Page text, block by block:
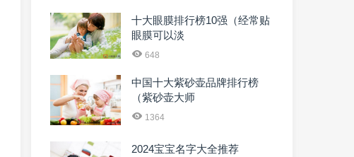
十大眼膜排行榜10强（经常贴
眼膜可以淡
648
中国十大紫砂壶品牌排行榜
（紫砂壶大师
1364
2024宝宝名字大全推荐